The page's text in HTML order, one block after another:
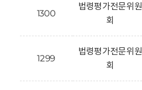
1300
법령평가전문위원
회
1299
법령평가전문위원
회